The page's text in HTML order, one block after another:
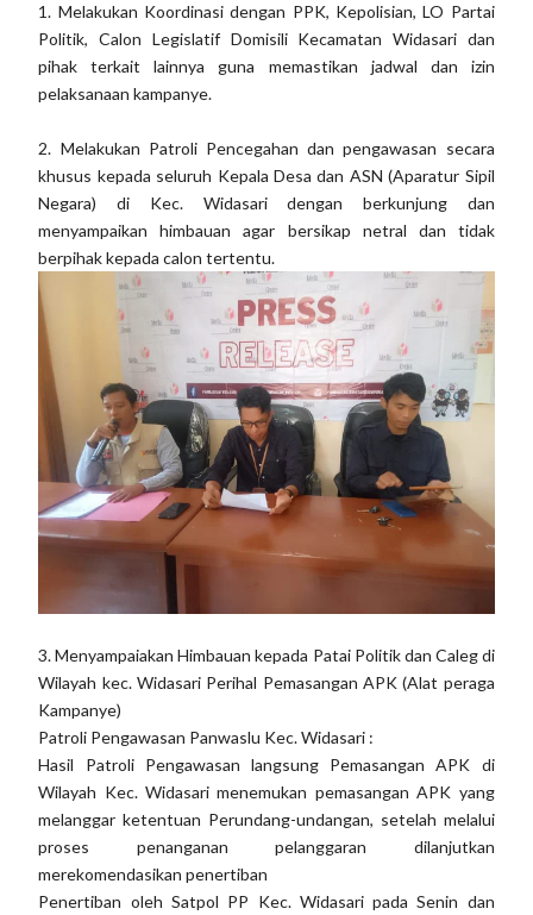
1. Melakukan Koordinasi dengan PPK, Kepolisian, LO Partai
Politik, Calon Legislatif Domisili Kecamatan Widasari dan
pihak terkait lainnya guna memastikan jadwal dan izin
pelaksanaan kampanye.
2. Melakukan Patroli Pencegahan dan pengawasan secara
khusus kepada seluruh Kepala Desa dan ASN (Aparatur Sipil
Negara) di Kec. Widasari dengan berkunjung dan
menyampaikan himbauan agar bersikap netral dan tidak
berpihak kepada calon tertentu.
3. Menyampaiakan Himbauan kepada Patai Politik dan Caleg di
Wilayah kec. Widasari Perihal Pemasangan APK (Alat peraga
Kampanye)
Patroli Pengawasan Panwaslu Kec. Widasari :
Hasil Patroli Pengawasan langsung Pemasangan APK di
Wilayah Kec. Widasari menemukan pemasangan APK yang
melanggar ketentuan Perundang-undangan, setelah melalui
proses penanganan pelanggaran dilanjutkan
merekomendasikan penertiban
Penertiban oleh Satpol PP Kec. Widasari pada Senin dan